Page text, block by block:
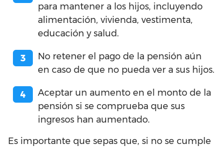
para mantener a los hijos, incluyendo
alimentación, vivienda, vestimenta,
educación y salud.
No retener el pago de la pensión aún
en caso de que no pueda ver a sus hijos.
Aceptar un aumento en el monto de la
pensión si se comprueba que sus
ingresos han aumentado.
Es importante que sepas que, si no se cumple